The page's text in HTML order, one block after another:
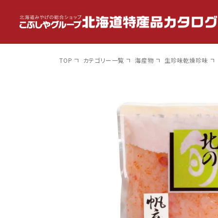
ツに進
む
TOP カテゴリー一覧 海産物 生珍味乾燥珍味